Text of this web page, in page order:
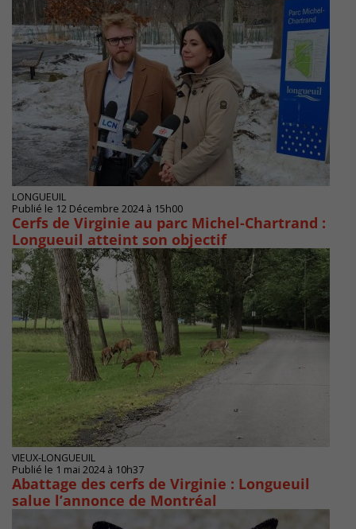
LONGUEUIL
Publié le 12 Décembre 2024 à 15h00
Cerfs de Virginie au parc Michel-Chartrand :
Longueuil atteint son objectif
VIEUX-LONGUEUIL
Publié le 1 mai 2024 à 10h37
Abattage des cerfs de Virginie : Longueuil
salue l’annonce de Montréal